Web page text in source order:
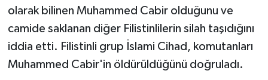
olarak bilinen Muhammed Cabir olduğunu ve
camide saklanan diğer Filistinlilerin silah taşıdığını
iddia etti. Filistinli grup İslami Cihad, komutanları
Muhammed Cabir'in öldürüldüğünü doğruladı.